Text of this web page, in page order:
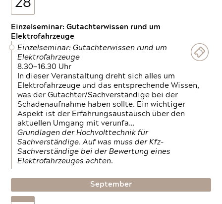
28
Einzelseminar: Gutachterwissen rund um
Elektrofahrzeuge
Einzelseminar: Gutachterwissen rund um
Elektrofahrzeuge
8.30—16.30 Uhr
In dieser Veranstaltung dreht sich alles um
Elektrofahrzeuge und das entsprechende Wissen,
was der Gutachter/Sachverständige bei der
Schadenaufnahme haben sollte. Ein wichtiger
Aspekt ist der Erfahrungsaustausch über den
aktuellen Umgang mit verunfa…
Grundlagen der Hochvolttechnik für
Sachverständige. Auf was muss der Kfz-
Sachverständige bei der Bewertung eines
Elektrofahrzeuges achten.
September